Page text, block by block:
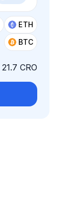
ETH
BTC
21.7 CRO